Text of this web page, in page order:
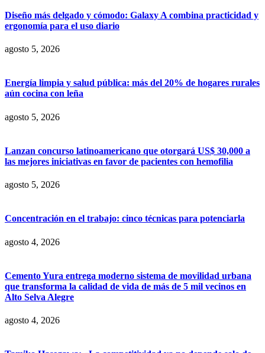
Diseño más delgado y cómodo: Galaxy A combina practicidad y
ergonomía para el uso diario
agosto 5, 2026
Energía limpia y salud pública: más del 20% de hogares rurales
aún cocina con leña
agosto 5, 2026
Lanzan concurso latinoamericano que otorgará US$ 30,000 a
las mejores iniciativas en favor de pacientes con hemofilia
agosto 5, 2026
Concentración en el trabajo: cinco técnicas para potenciarla
agosto 4, 2026
Cemento Yura entrega moderno sistema de movilidad urbana
que transforma la calidad de vida de más de 5 mil vecinos en
Alto Selva Alegre
agosto 4, 2026